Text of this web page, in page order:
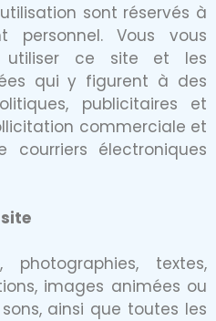
sont réservés à
personnel. Vous vous
ce site et les
qui y figurent à des
publicitaires et
commerciale et
courriers électroniques
textes,
images animées ou
ainsi que toutes les